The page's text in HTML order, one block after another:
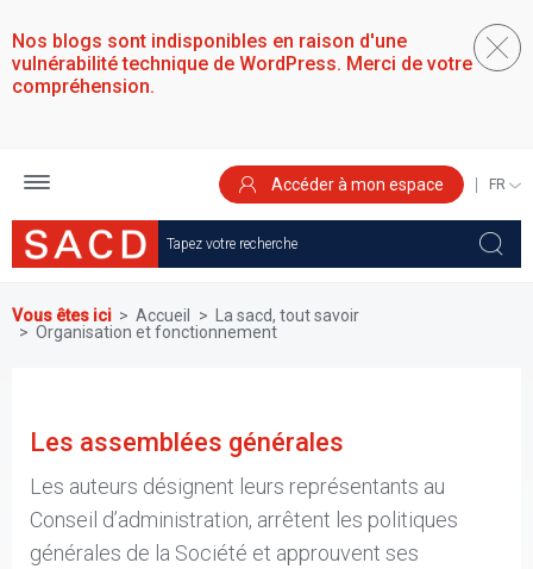
au
contenu
principal
Nos blogs sont indisponibles en raison d'une
vulnérabilité technique de WordPress. Merci de votre
compréhension.
Accéder à mon espace
YOUR
Vous êtes ici Accueil
La sacd, tout savoir
Organisation et fonctionnement
Les assemblées générales
Les auteurs désignent leurs représentants au
Conseil d’administration, arrêtent les politiques
générales de la Société et approuvent ses